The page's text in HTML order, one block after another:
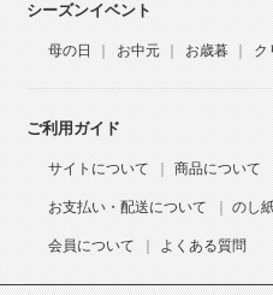
シーズンイベント
母の日 お中元 お歳暮 ク
ご利用ガイド
サイトについて 商品について
お支払い・配送について のし
会員について よくある質問